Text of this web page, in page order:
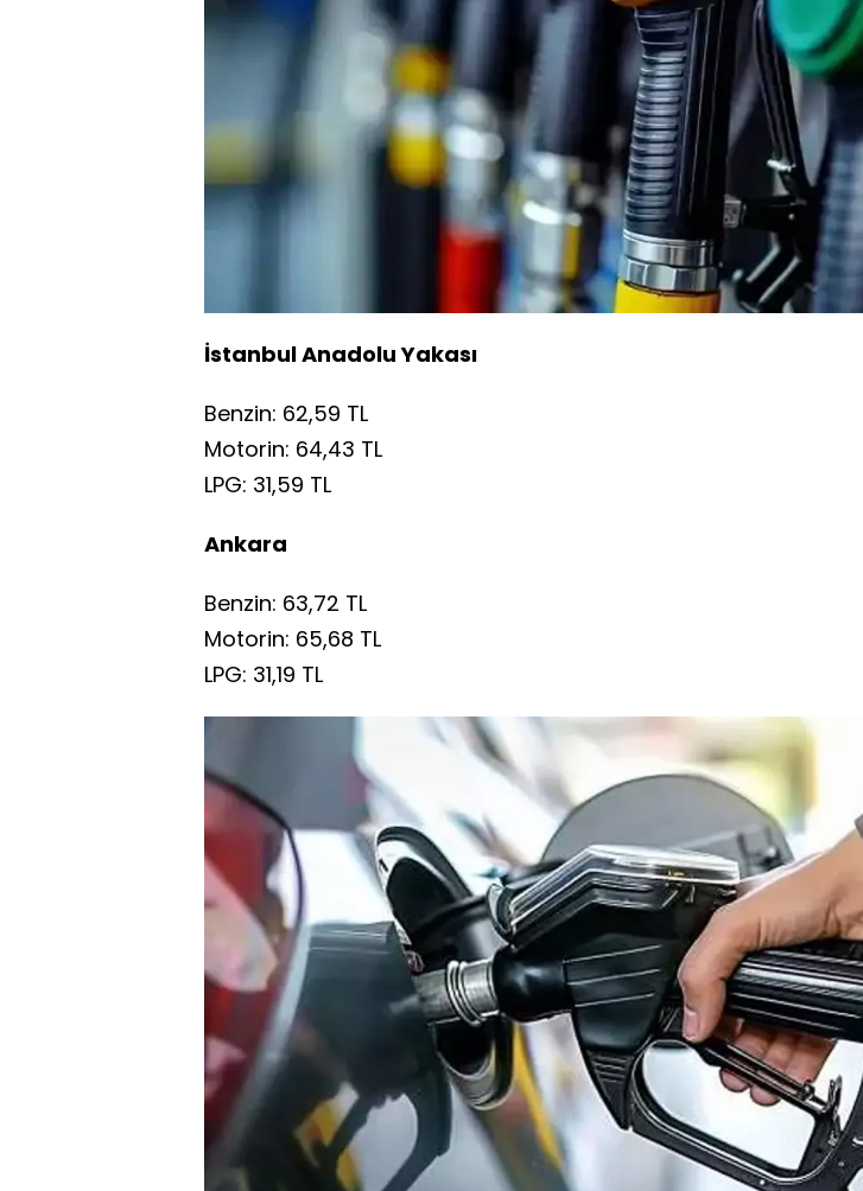
İstanbul Anadolu Yakası
Benzin: 62,59 TL
Motorin: 64,43 TL
LPG: 31,59 TL
Ankara
Benzin: 63,72 TL
Motorin: 65,68 TL
LPG: 31,19 TL